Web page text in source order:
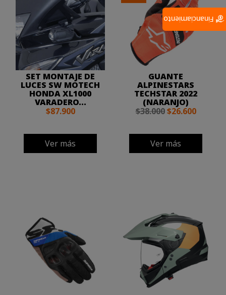
SET MONTAJE DE
LUCES SW MOTECH
HONDA XL1000
VARADERO...
$87.900
Ver más
GUANTE
ALPINESTARS
TECHSTAR 2022
(NARANJO)
$38.000 $26.600
Ver más
Financiamiento